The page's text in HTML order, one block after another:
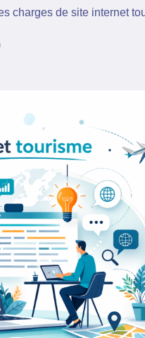
charges de site internet